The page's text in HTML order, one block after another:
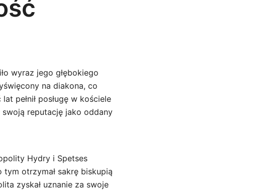
wyraz jego głębokiego
na diakona, co
pełnił posługę w kościele
swoją reputację jako oddany
Hydry i Spetses
otrzymał sakrę biskupią
zyskał uznanie za swoje